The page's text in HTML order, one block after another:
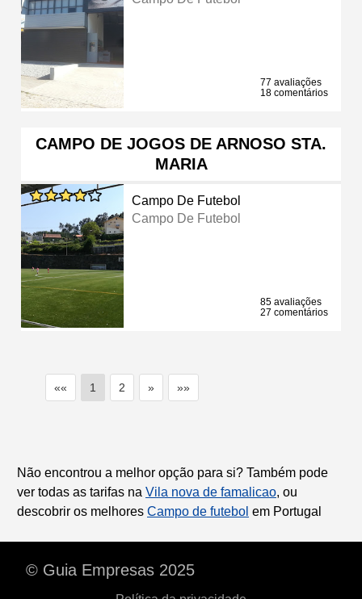
77 avaliações
18 comentários
CAMPO DE JOGOS DE ARNOSO STA.
MARIA
Campo De Futebol
Campo De Futebol
85 avaliações
27 comentários
«« 1 2 » »»
Não encontrou a melhor opção para si? Também pode
ver todas as tarifas na Vila nova de famalicao, ou
descobrir os melhores Campo de futebol em Portugal
© Guia Empresas 2025